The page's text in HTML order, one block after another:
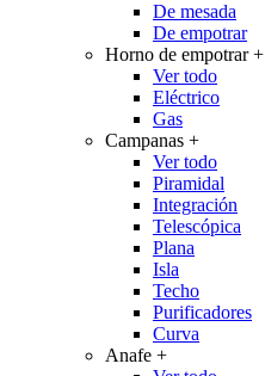
De mesada
De empotrar
Horno de empotrar+
Ver todo
Eléctrico
Gas
Campanas +
Ver todo
Piramidal
Integración
Telescópica
Plana
Isla
Techo
Purificadores
Curva
Anafe +